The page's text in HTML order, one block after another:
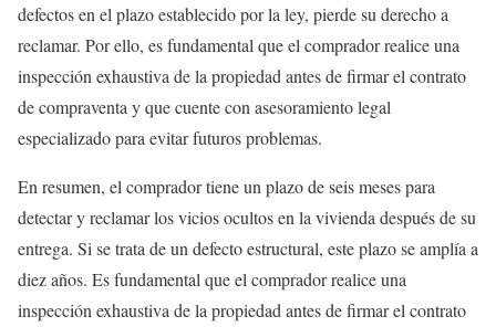
defectos en el plazo establecido por la ley, pierde su derecho a
reclamar. Por ello, es fundamental que el comprador realice una
inspección exhaustiva de la propiedad antes de firmar el contrato
de compraventa y que cuente con asesoramiento legal
especializado para evitar futuros problemas.
En resumen, el comprador tiene un plazo de seis meses para
detectar y reclamar los vicios ocultos en la vivienda después de su
entrega. Si se trata de un defecto estructural, este plazo se amplía a
diez años. Es fundamental que el comprador realice una
inspección exhaustiva de la propiedad antes de firmar el contrato